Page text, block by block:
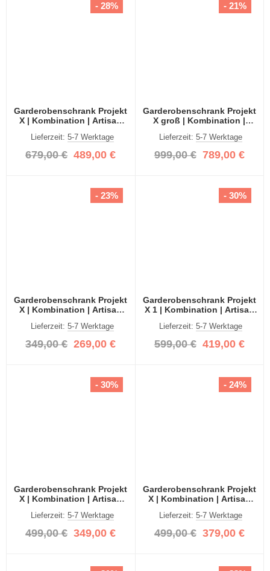
Garderobenschrank Projekt
X | Kombination | Artisan
teilig
Lieferzeit: 5-7 Werktage
679,00 € 489,00 €
- 28%
Garderobenschrank Projekt
X groß | Kombination |
| 4-teilig
Lieferzeit:5-7 Werktage
999,00 € 789,00 €
- 21%
Garderobenschrank Projekt
X | Kombination | Artisan
Lieferzeit: 5-7 Werktage
349,00 € 269,00 €
- 23%
Garderobenschrank Projekt
X 1 | Kombination | Artisan
Lieferzeit:5-7 Werktage
599,00 € 419,00 €
- 30%
Garderobenschrank Projekt
X | Kombination | Artisan
Lieferzeit: 5-7 Werktage
499,00 € 349,00 €
- 30%
Garderobenschrank Projekt
X | Kombination | Artisan
teilig
Lieferzeit:5-7 Werktage
499,00 € 379,00 €
- 24%